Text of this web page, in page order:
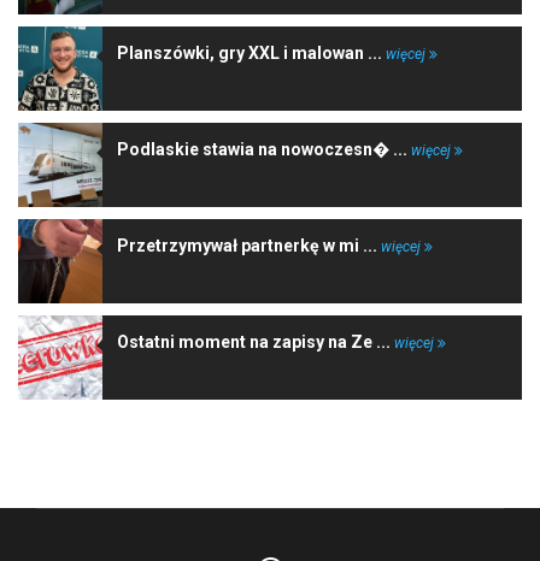
Planszówki, gry XXL i malowan ... więcej
Podlaskie stawia na nowoczesn� ... więcej
Przetrzymywał partnerkę w mi ... więcej
Ostatni moment na zapisy na Ze ... więcej